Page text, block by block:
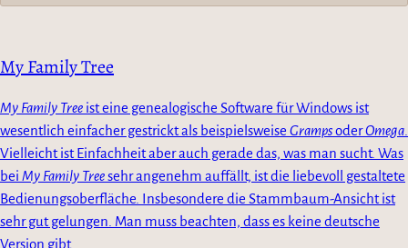
My Family Tree
My Family Tree ist eine genealogische Software für Windows ist
wesentlich einfacher gestrickt als beispielsweise GrampsoderOmega
Vielleicht ist Einfachheit aber auch gerade das, was man sucht. Was
bei My Family Treesehr angenehm auffällt, ist die liebevoll gestaltete
Bedienungsoberfläche. Insbesondere die Stammbaum-Ansicht ist
sehr gut gelungen. Man muss beachten, dass es keine deutsche
Version gibt.